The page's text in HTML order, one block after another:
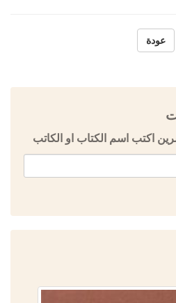
عودة
اكتب اسم الكتاب او الكاتب